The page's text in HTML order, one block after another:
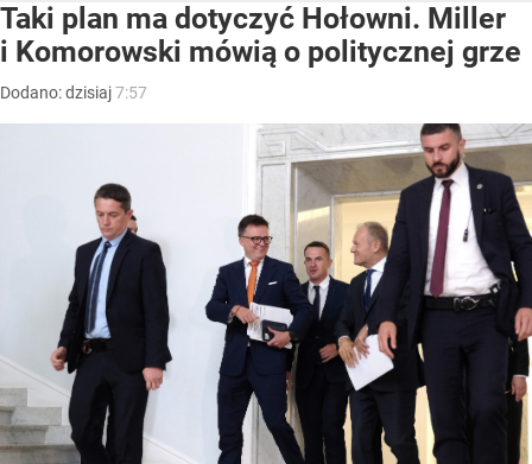
Taki plan ma dotyczyć Hołowni. Miller
i Komorowski mówią o politycznej grze
Dodano:dzisiaj7:57